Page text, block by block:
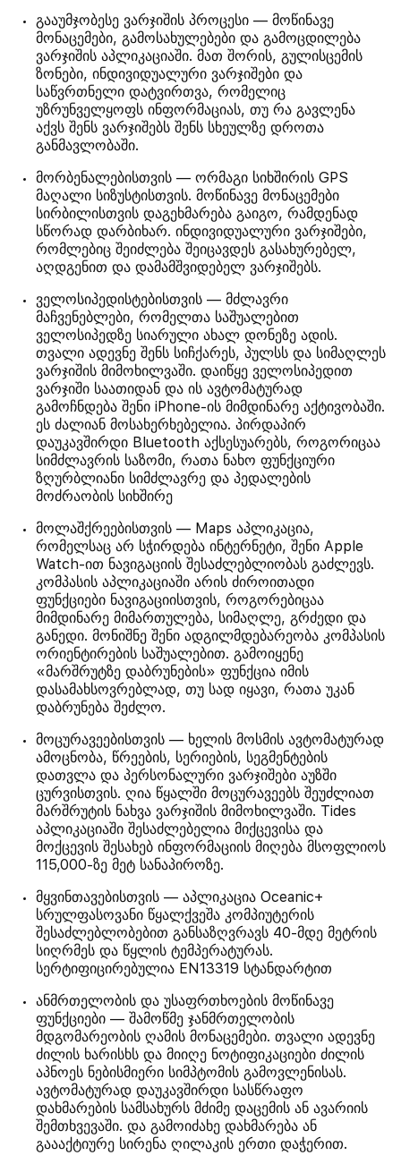
გააუმჯობესე ვარჯიშის პროცესი — მოწინავე
მონაცემები, გამოსახულებები და გამოცდილება
ვარჯიშის აპლიკაციაში. მათ შორის, გულისცემის
ზონები, ინდივიდუალური ვარჯიშები და
საწვრთნელი დატვირთვა, რომელიც
უზრუნველყოფს ინფორმაციას, თუ რა გავლენა
აქვს შენს ვარჯიშებს შენს სხეულზე დროთა
განმავლობაში.
მორბენალებისთვის — ორმაგი სიხშირის GPS
მაღალი სიზუსტისთვის. მოწინავე მონაცემები
სირბილისთვის დაგეხმარება გაიგო, რამდენად
სწორად დარბიხარ. ინდივიდუალური ვარჯიშები,
რომლებიც შეიძლება შეიცავდეს გასახურებელ,
აღდგენით და დამამშვიდებელ ვარჯიშებს.
ველოსიპედისტებისთვის — მძლავრი
მაჩვენებლები, რომელთა საშუალებით
ველოსიპედზე სიარული ახალ დონეზე ადის.
თვალი ადევნე შენს სიჩქარეს, პულსს და სიმაღლეს
ვარჯიშის მიმოხილვაში. დაიწყე ველოსიპედით
ვარჯიში საათიდან და ის ავტომატურად
გამოჩნდება შენი iPhone-ის მიმდინარე აქტივობაში.
ეს ძალიან მოსახერხებელია. პირდაპირ
დაუკავშირდი Bluetooth აქსესუარებს, როგორიცაა
სიმძლავრის საზომი, რათა ნახო ფუნქციური
ზღურბლიანი სიმძლავრე და პედალების
მოძრაობის სიხშირე
მოლაშქრეებისთვის — Maps აპლიკაცია,
რომელსაც არ სჭირდება ინტერნეტი, შენი Apple
Watch-ით ნავიგაციის შესაძლებლიობას გაძლევს.
კომპასის აპლიკაციაში არის ძიროითადი
ფუნქციები ნავიგაციისთვის, როგორებიცაა
მიმდინარე მიმართულება, სიმაღლე, გრძედი და
განედი. მონიშნე შენი ადგილმდებარეობა კომპასის
ორიენტირების საშუალებით. გამოიყენე
«მარშრუტზე დაბრუნების» ფუნქცია იმის
დასამახსოვრებლად, თუ სად იყავი, რათა უკან
დაბრუნება შეძლო.
მოცურავეებისთვის — ხელის მოსმის ავტომატურად
ამოცნობა, წრეების, სერიების, სეგმენტების
დათვლა და პერსონალური ვარჯიშები აუზში
ცურვისთვის. ღია წყალში მოცურავეებს შეუძლიათ
მარშრუტის ნახვა ვარჯიშის მიმოხილვაში. Tides
აპლიკაციაში შესაძლებელია მიქცევისა და
მოქცევის შესახებ ინფორმაციის მიღება მსოფლიოს
115,000-ზე მეტ სანაპიროზე.
მყვინთავებისთვის — აპლიკაცია Oceanic+
სრულფასოვანი წყალქვეშა კომპიუტერის
შესაძლებლობებით განსაზღვრავს 40-მდე მეტრის
სიღრმეს და წყლის ტემპერატურას.
სერტიფიცირებულია EN13319 სტანდარტით
ანმრთელობის და უსაფრთხოების მოწინავე
ფუნქციები — შამოწმე ჯანმრთელობის
მდგომარეობის ღამის მონაცემები. თვალი ადევნე
ძილის ხარისხს და მიიღე ნოტიფიკაციები ძილის
აპნოეს ნებისმიერი სიმპტომის გამოვლენისას.
ავტომატურად დაუკავშირდი სასწრაფო
დახმარების სამსახურს მძიმე დაცემის ან ავარიის
შემთხვევაში. და გამოიძახე დახმარება ან
გაააქტიურე სირენა ღილაკის ერთი დაჭერით.